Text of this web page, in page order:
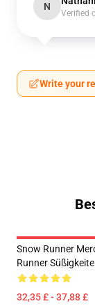
N
Verified
Write your
Snow Runner
Runner
32,35 £ - 37,88 £